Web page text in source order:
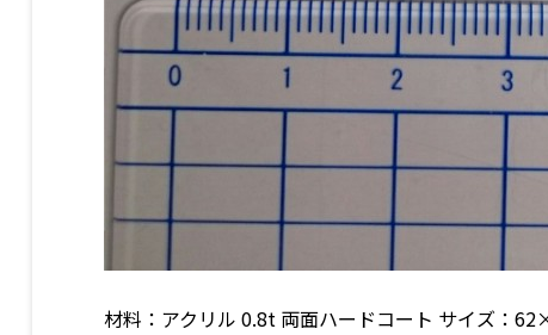
材料：アクリル 0.8t 両面ハードコート サイズ：